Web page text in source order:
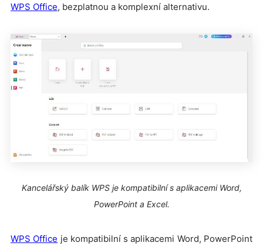
WPS Office, bezplatnou a komplexní alternativu.
Kancelářský balík WPS je kompatibilní s aplikacemi Word,
PowerPoint a Excel.
WPS Office je kompatibilní s aplikacemi Word, PowerPoint